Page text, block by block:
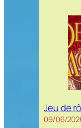
Jeu de
09/06/